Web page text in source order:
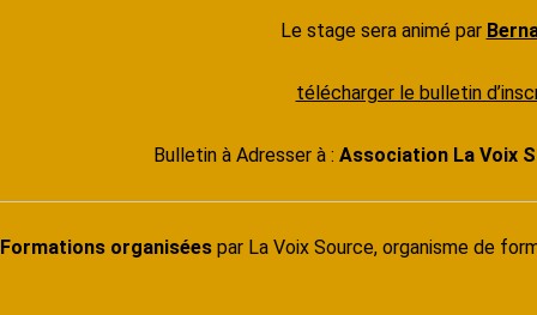
Le stage sera animé par
télécharger le bulletin
Bulletin à Adresser à : Association La Voix
Formations organisées par La Voix Source, organisme de